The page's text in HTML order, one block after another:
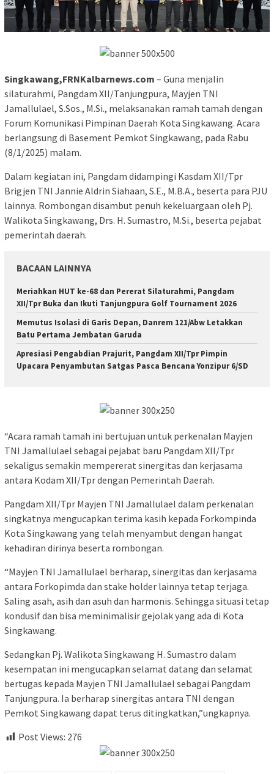
Singkawang,FRNKalbarnews.com – Guna menjalin
silaturahmi, Pangdam XII/Tanjungpura, Mayjen TNI
Jamallulael, S.Sos., M.Si., melaksanakan ramah tamah dengan
Forum Komunikasi Pimpinan Daerah Kota Singkawang. Acara
berlangsung di Basement Pemkot Singkawang, pada Rabu
(8/1/2025) malam.
Dalam kegiatan ini, Pangdam didampingi Kasdam XII/Tpr
Brigjen TNI Jannie Aldrin Siahaan, S.E., M.B.A., beserta para PJU
lainnya. Rombongan disambut penuh kekeluargaan oleh Pj.
Walikota Singkawang, Drs. H. Sumastro, M.Si., beserta pejabat
pemerintah daerah.
BACAAN LAINNYA
Meriahkan HUT ke-68 dan Pererat Silaturahmi, Pangdam
XII/Tpr Buka dan Ikuti Tanjungpura Golf Tournament 2026
Memutus Isolasi di Garis Depan, Danrem 121/Abw Letakkan
Batu Pertama Jembatan Garuda
Apresiasi Pengabdian Prajurit, Pangdam XII/Tpr Pimpin
Upacara Penyambutan Satgas Pasca Bencana Yonzipur 6/SD
“Acara ramah tamah ini bertujuan untuk perkenalan Mayjen
TNI Jamallulael sebagai pejabat baru Pangdam XII/Tpr
sekaligus semakin mempererat sinergitas dan kerjasama
antara Kodam XII/Tpr dengan Pemerintah Daerah.
Pangdam XII/Tpr Mayjen TNI Jamallulael dalam perkenalan
singkatnya mengucapkan terima kasih kepada Forkompinda
Kota Singkawang yang telah menyambut dengan hangat
kehadiran dirinya beserta rombongan.
“Mayjen TNI Jamallulael berharap, sinergitas dan kerjasama
antara Forkopimda dan stake holder lainnya tetap terjaga.
Saling asah, asih dan asuh dan harmonis. Sehingga situasi tetap
kondusif dan bisa meminimalisir gejolak yang ada di Kota
Singkawang.
Sedangkan Pj. Walikota Singkawang H. Sumastro dalam
kesempatan ini mengucapkan selamat datang dan selamat
bertugas kepada Mayjen TNI Jamallulael sebagai Pangdam
Tanjungpura. Ia berharap sinergitas antara TNI dengan
Pemkot Singkawang dapat terus ditingkatkan,”ungkapnya.
Post Views: 276